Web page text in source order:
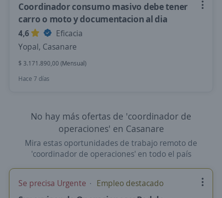
Coordinador consumo masivo debe tener
carro o moto y documentacion al dia
4,6
Eficacia
Yopal, Casanare
$ 3.171.890,00 (Mensual)
Hace 7 días
No hay más ofertas de 'coordinador de
operaciones' en Casanare
Mira estas oportunidades de trabajo remoto de
'coordinador de operaciones' en todo el país
Se precisa Urgente Empleo destacado